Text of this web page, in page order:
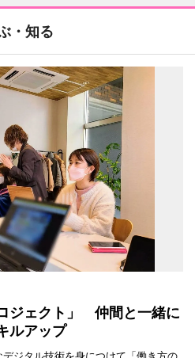
・知る
ジェクト」 仲間と一緒に
ルアップ
ジタル技術を身につけて「働き方の